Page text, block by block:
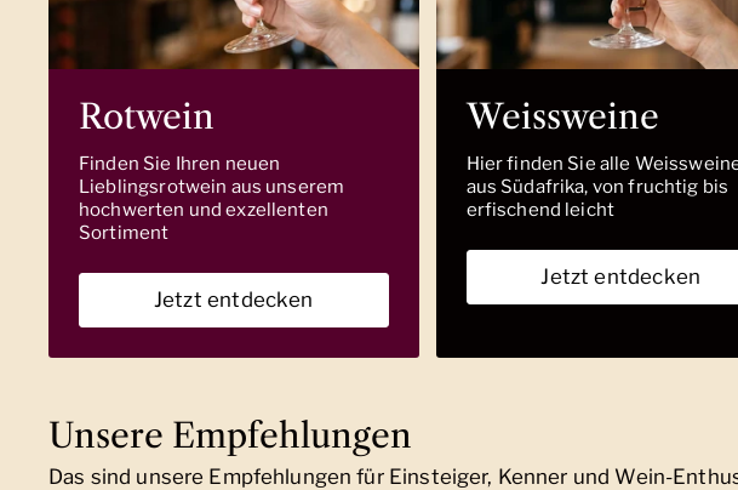
Rotwein
Finden Sie Ihren neuen
Lieblingsrotwein aus unserem
hochwerten und exzellenten
Sortiment
Jetzt entdecken
Weissweine
Hier finden Sie alle
aus Südafrika, von fruchtig bis
erfischend leicht
Jetzt entdecken
Unsere Empfehlungen
Das sind unsere Empfehlungen für Einsteiger, Kenner und Wein-